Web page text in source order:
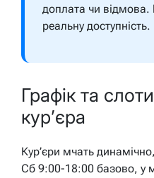
доплата чи відмова.
реальну доступність.
Графік та
кур’єра
Кур’єри мчать
Сб 9:00-18:00 базово, у